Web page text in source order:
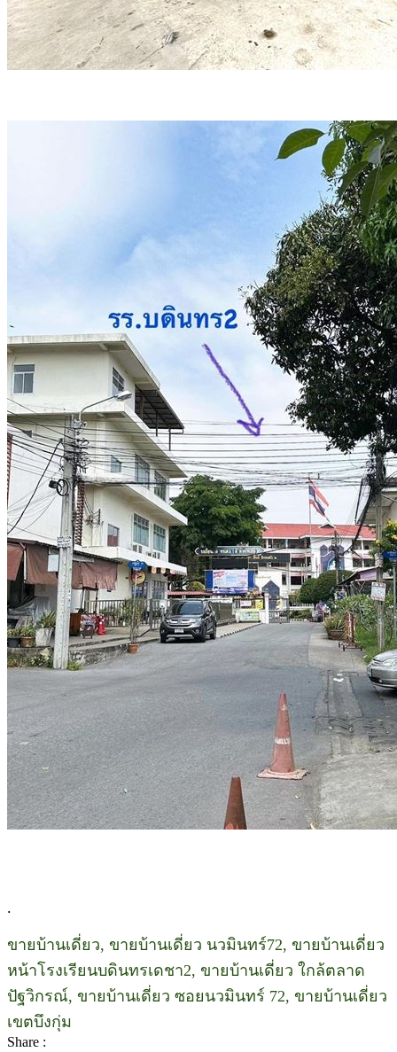
.
ขายบ้านเดี่ยว, ขายบ้านเดี่ยว นวมินทร์72, ขายบ้านเดี่ยว
หน้าโรงเรียนบดินทรเดชา2, ขายบ้านเดี่ยว ใกล้ตลาด
ปัฐวิกรณ์, ขายบ้านเดี่ยว ซอยนวมินทร์ 72, ขายบ้านเดี่ยว
เขตบึงกุ่ม
Share :